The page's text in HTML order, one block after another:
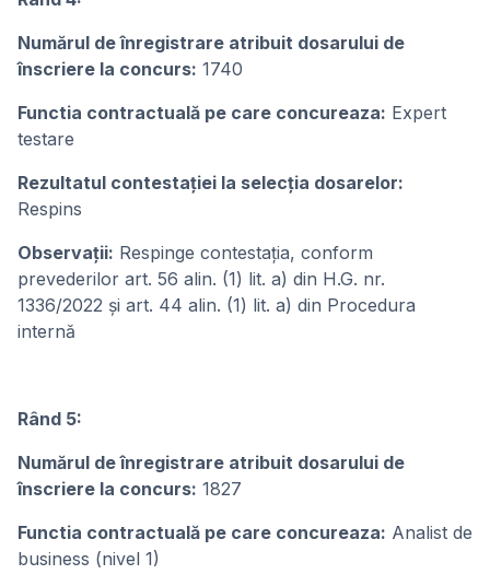
Numărul de înregistrare atribuit dosarului de
înscriere la concurs: 1740
Functia contractuală pe care concureaza: Expert
testare
Rezultatul contestației la selecția dosarelor:
Respins
Observații: Respinge contestația, conform
prevederilor art. 56 alin. (1) lit. a) din H.G. nr.
1336/2022 și art. 44 alin. (1) lit. a) din Procedura
internă
Rând 5:
Numărul de înregistrare atribuit dosarului de
înscriere la concurs: 1827
Functia contractuală pe care concureaza: Analist de
business (nivel 1)